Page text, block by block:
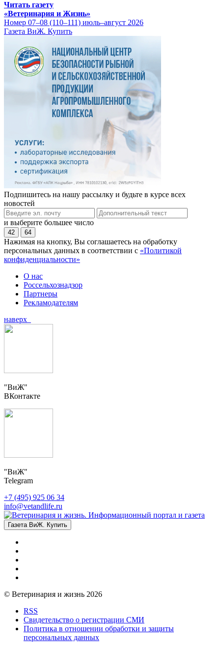
Читать газету
«Ветеринария и Жизнь»
Номер 07–08 (110–111) июль–август 2026
Газета ВиЖ. Купить
Подпишитесь на нашу рассылку и будьте в курсе всех
новостей
и выберите большее число
42 64
Нажимая на кнопку, Вы соглашаетесь на обработку
персональных данных в соответствии с «Политикой
конфиденциальности»
О нас
Россельхознадзор
Партнеры
Рекламодателям
наверх
"ВиЖ"
ВКонтакте
"ВиЖ"
Telegram
+7 (495) 925 06 34
info@vetandlife.ru
Газета ВиЖ. Купить
© Ветеринария и жизнь 2026
RSS
Свидетельство о регистрации СМИ
Политика в отношении обработки и защиты
персональных данных